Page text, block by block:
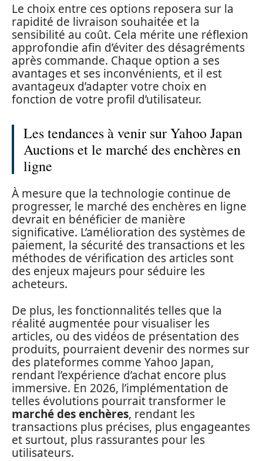
Le choix entre ces options reposera sur la
rapidité de livraison souhaitée et la
sensibilité au coût. Cela mérite une réflexion
approfondie afin d’éviter des désagréments
après commande. Chaque option a ses
avantages et ses inconvénients, et il est
avantageux d’adapter votre choix en
fonction de votre profil d’utilisateur.
Les tendances à venir sur Yahoo Japan
Auctions et le marché des enchères en
ligne
À mesure que la technologie continue de
progresser, le marché des enchères en ligne
devrait en bénéficier de manière
significative. L’amélioration des systèmes de
paiement, la sécurité des transactions et les
méthodes de vérification des articles sont
des enjeux majeurs pour séduire les
acheteurs.
De plus, les fonctionnalités telles que la
réalité augmentée pour visualiser les
articles, ou des vidéos de présentation des
produits, pourraient devenir des normes sur
des plateformes comme Yahoo Japan,
rendant l’expérience d’achat encore plus
immersive. En 2026, l’implémentation de
telles évolutions pourrait transformer le
marché des enchères, rendant les
transactions plus précises, plus engageantes
et surtout, plus rassurantes pour les
utilisateurs.